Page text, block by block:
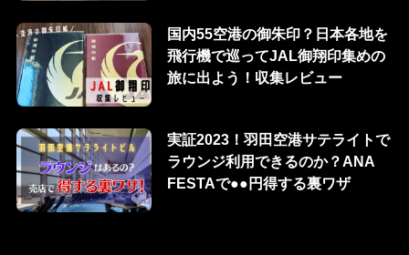
国内55空港の御朱印？日本各地を
飛行機で巡ってJAL御翔印集めの
旅に出よう！収集レビュー
実証2023！羽田空港サテライトで
ラウンジ利用できるのか？ANA
FESTAで●●円得する裏ワザ